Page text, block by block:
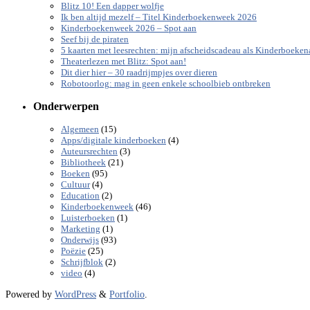
Blitz 10! Een dapper wolfje
Ik ben altijd mezelf – Titel Kinderboekenweek 2026
Kinderboekenweek 2026 – Spot aan
Seef bij de piraten
5 kaarten met leesrechten: mijn afscheidscadeau als
Theaterlezen met Blitz: Spot aan!
Dit dier hier – 30 raadrijmpjes over dieren
Robotoorlog: mag in geen enkele schoolbieb ontbreken
Onderwerpen
Algemeen (15)
Apps/digitale kinderboeken (4)
Auteursrechten (3)
Bibliotheek (21)
Boeken (95)
Cultuur(4)
Education (2)
Kinderboekenweek (46)
Luisterboeken (1)
Marketing (1)
Onderwijs (93)
Poëzie (25)
Schrijfblok (2)
video (4)
Powered by WordPress & Portfolio.